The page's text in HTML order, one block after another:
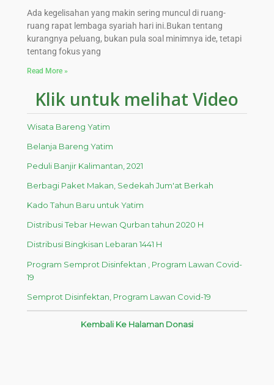
Ada kegelisahan yang makin sering muncul di ruang-
ruang rapat lembaga syariah hari ini.Bukan tentang
kurangnya peluang, bukan pula soal minimnya ide, tetapi
tentang fokus yang
Read More »
Klik untuk melihat Video
Wisata Bareng Yatim
Belanja Bareng Yatim
Peduli Banjir Kalimantan, 2021
Berbagi Paket Makan, Sedekah Jum'at Berkah
Kado Tahun Baru untuk Yatim
Distribusi Tebar Hewan Qurban tahun 2020 H
Distribusi Bingkisan Lebaran 1441 H
Program Semprot Disinfektan , Program Lawan Covid-
19
Semprot Disinfektan, Program Lawan Covid-19
Kembali Ke Halaman Donasi